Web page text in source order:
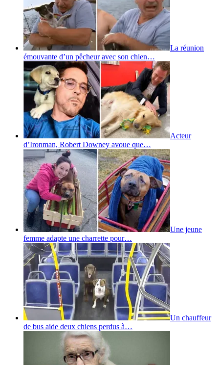
La réunion
émouvante d’un pêcheur avec son chien…
Acteur
d’Ironman, Robert Downey avoue que…
Une jeune
femme adapte une charrette pour…
Un chauffeur
de bus aide deux chiens perdus à…